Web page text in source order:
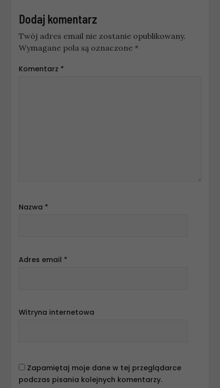
Dodaj komentarz
Twój adres email nie zostanie opublikowany.
Wymagane pola są oznaczone *
Komentarz *
Nazwa *
Adres email *
Witryna internetowa
Zapamiętaj moje dane w tej przeglądarce
podczas pisania kolejnych komentarzy.